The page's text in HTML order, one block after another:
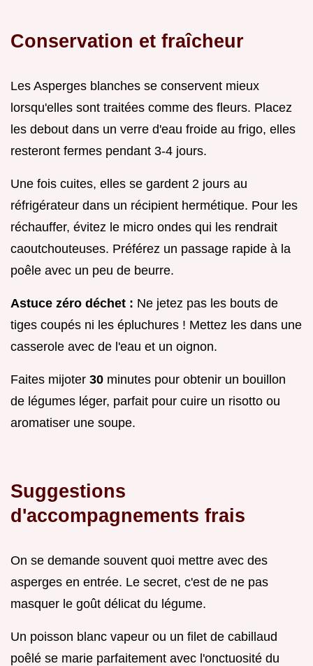
Conservation et fraîcheur
Les Asperges blanches se conservent mieux
lorsqu'elles sont traitées comme des fleurs. Placez
les debout dans un verre d'eau froide au frigo, elles
resteront fermes pendant 3-4 jours.
Une fois cuites, elles se gardent 2 jours au
réfrigérateur dans un récipient hermétique. Pour les
réchauffer, évitez le micro ondes qui les rendrait
caoutchouteuses. Préférez un passage rapide à la
poêle avec un peu de beurre.
Astuce zéro déchet : Ne jetez pas les bouts de
tiges coupés ni les épluchures ! Mettez les dans une
casserole avec de l'eau et un oignon.
Faites mijoter 30 minutes pour obtenir un bouillon
de légumes léger, parfait pour cuire un risotto ou
aromatiser une soupe.
Suggestions
d'accompagnements frais
On se demande souvent quoi mettre avec des
asperges en entrée. Le secret, c'est de ne pas
masquer le goût délicat du légume.
Un poisson blanc vapeur ou un filet de cabillaud
poêlé se marie parfaitement avec l'onctuosité du